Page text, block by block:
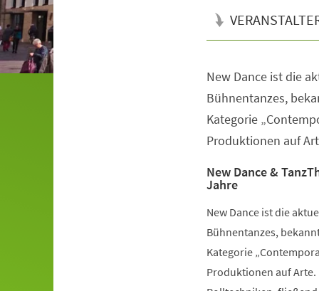
New Dance ist die
Bühnentanzes,
Kategorie
Produktionen auf
New Dance &
Jahre
New Dance ist die
Bühnentanzes,
Kategorie
Produktionen auf Arte.